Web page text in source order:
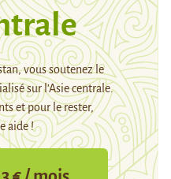
vous soutenez le
sur l’Asie centrale.
et pour le rester,
aide !